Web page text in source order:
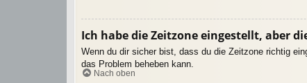
Ich habe die Zeitzone eingestellt, aber
Wenn du dir sicher bist, dass du die Zeitzone richtig
das Problem beheben kann.
Nach oben